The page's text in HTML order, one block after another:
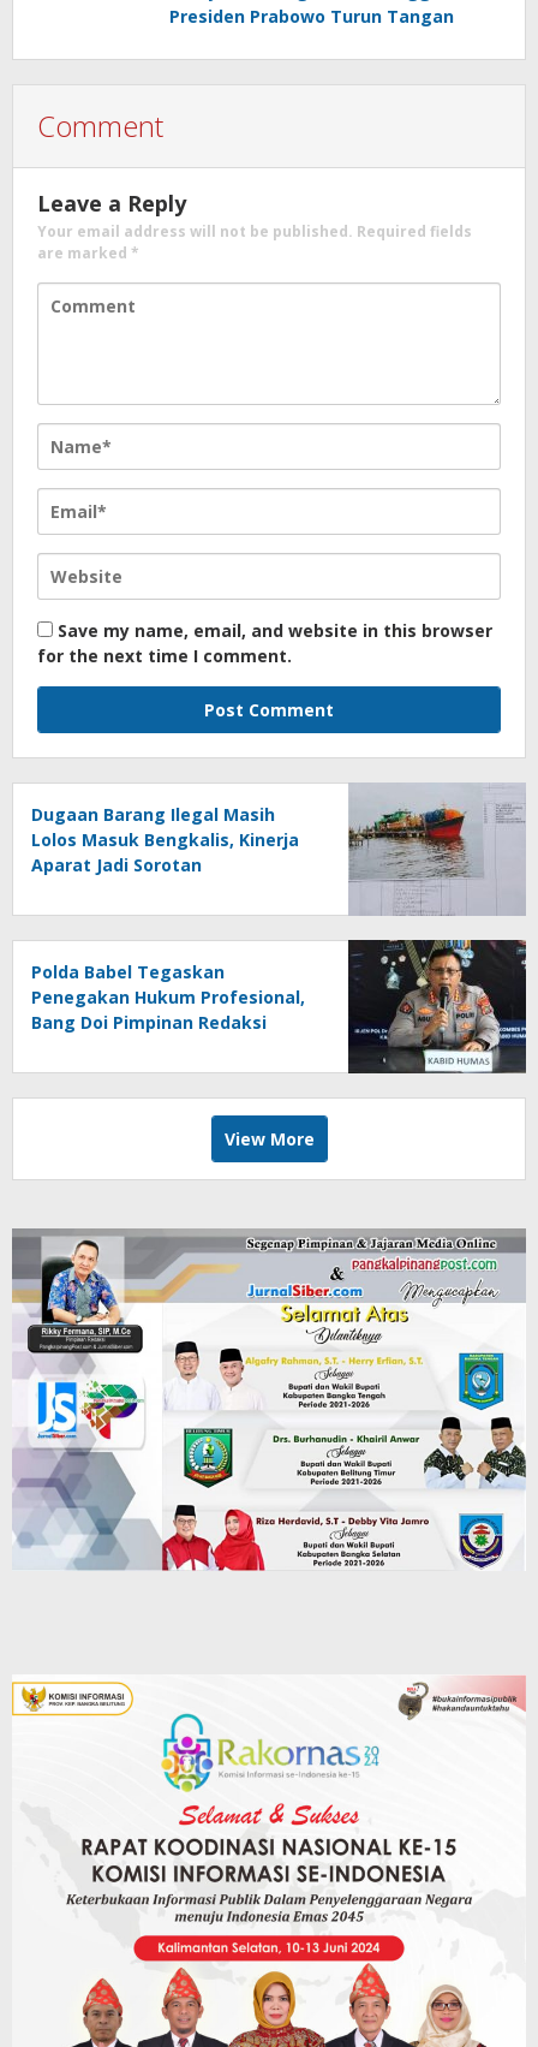
Presiden Prabowo Turun Tangan
Comment
Leave a Reply
Your email address will not be published. Required fields
are marked *
Save my name, email, and website in this browser
for the next time I comment.
Dugaan Barang Ilegal Masih
Lolos Masuk Bengkalis, Kinerja
Aparat Jadi Sorotan
Polda Babel Tegaskan
Penegakan Hukum Profesional,
Bang Doi Pimpinan Redaksi
Dua Kali Tak Hadiri Panggilan
View More